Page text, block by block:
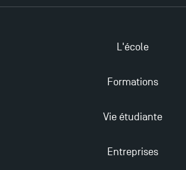
L'école
Formations
Vie étudiante
Entreprises